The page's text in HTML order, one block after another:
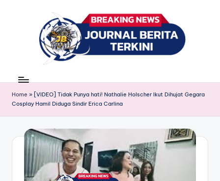
r
n
a
news
Home » [VIDEO] Tidak Punya hati! Nathalie Holscher Ikut Dihujat Gegara
Cosplay Hamil Diduga Sindir Erica Carlina